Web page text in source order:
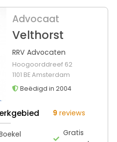
Advocaat
Velthorst
RRV Advocaten
Hoogoorddreef 62
1101 BE Amsterdam
Beëdigd in 2004
9 reviews
Gratis